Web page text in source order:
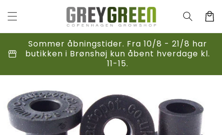
indhold
storefront
Sommer åbningstider. Fra 10/8 - 21/8 har
butikken i Brønshøj kun åbent hverdage kl.
11-15.